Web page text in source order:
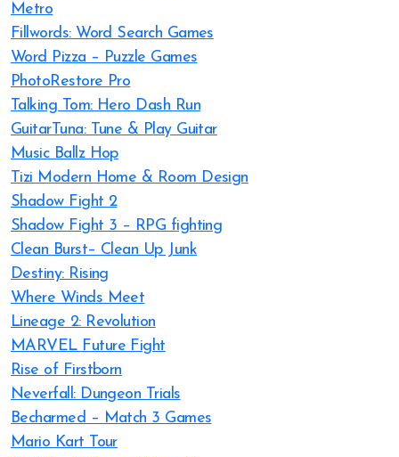
Metro
Fillwords: Word Search Games
Word Pizza – Puzzle Games
PhotoRestore Pro
Talking Tom: Hero Dash Run
GuitarTuna: Tune & Play Guitar
Music Ballz Hop
Tizi Modern Home & Room Design
Shadow Fight 2
Shadow Fight 3 – RPG fighting
Clean Burst– Clean Up Junk
Destiny: Rising
Where Winds Meet
Lineage 2: Revolution
MARVEL Future Fight
Rise of Firstborn
Neverfall: Dungeon Trials
Becharmed – Match 3 Games
Mario Kart Tour